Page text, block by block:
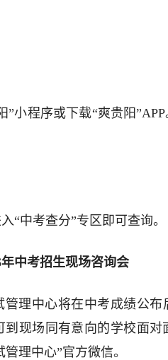
小程序或下载“爽贵阳
“中考查分”专区即可查询。
中考招生现场咨询会
理中心将在中考成绩公布
现场同有意向的学校面对
理中心”官方微信。